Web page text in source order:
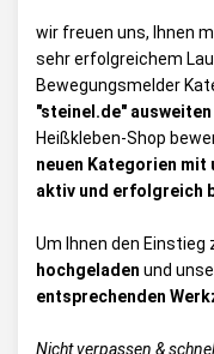
wir freuen uns, Ihnen
sehr erfolgreichem
Bewegungsmelder
"steinel.de" ausweiten
Heißkleben-Shop
neuen Kategorien
aktiv und erfolgreich
Um Ihnen den
hochgeladen und
entsprechenden
Nicht verpassen &